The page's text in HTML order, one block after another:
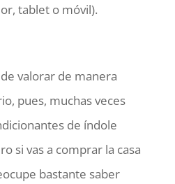
tablet o móvil).
valorar de manera
pues, muchas veces
de índole
si vas a comprar la casa
bastante saber